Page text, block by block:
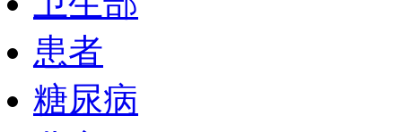
患者
糖尿病